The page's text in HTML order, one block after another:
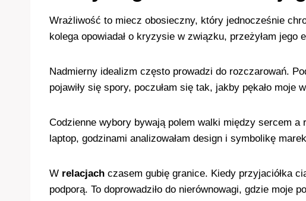
Wrażliwość to miecz obosieczny, który jednocześnie
kolega opowiadał o kryzysie w związku, przeżyłam
Nadmierny idealizm często prowadzi do rozczarowań.
pojawiły się spory, poczułam się tak, jakby pękało moje
Codzienne wybory bywają polem walki między sercem a
laptop, godzinami analizowałam design i symbolikę
W relacjach czasem gubię granice. Kiedy przyjaciółka
podporą. To doprowadziło do nierównowagi, gdzie moje